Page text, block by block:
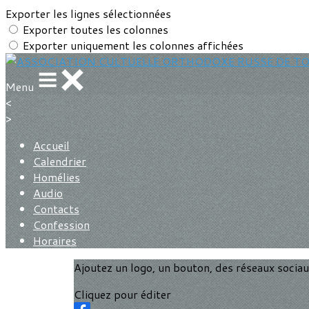
Exporter les lignes sélectionnées
Exporter toutes les colonnes
Exporter uniquement les colonnes affichées
Menu
<
>
Accueil
Calendrier
Homélies
Audio
Contacts
Confession
Horaires
Ajoutez un logo, un bouton, des réseaux
Cliquez pour éditer